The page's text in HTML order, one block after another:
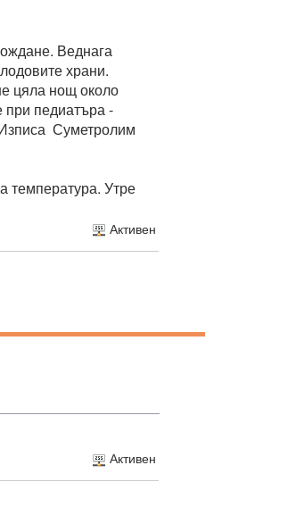
Веднага
храни.
цяла нощ около
педиатъра -
Суметролим
температура. Утре
Активен
Активен